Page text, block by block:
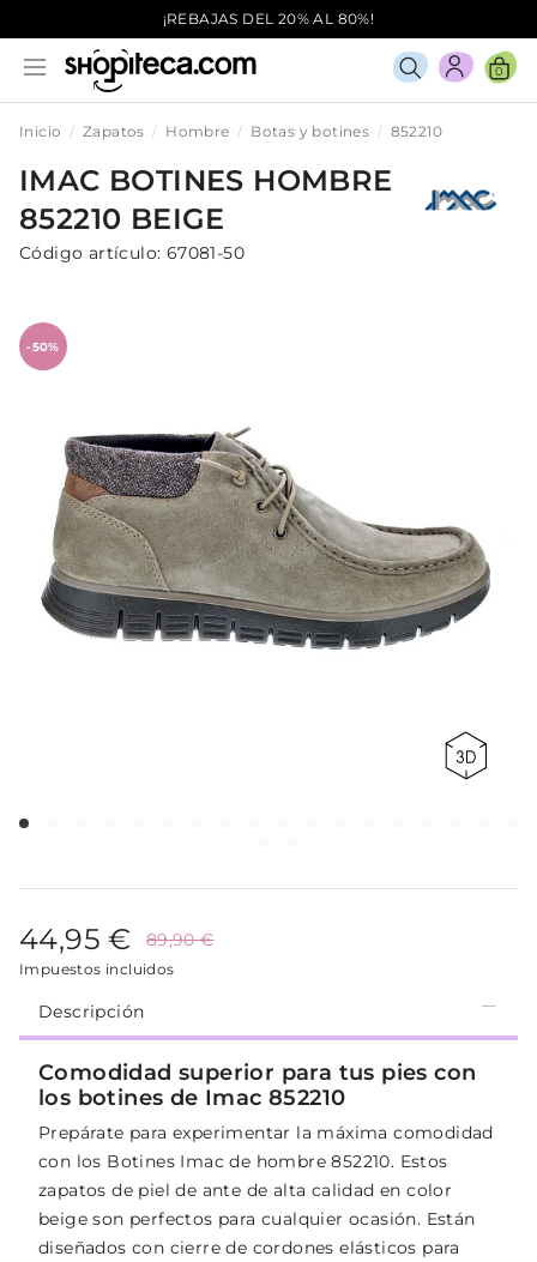
¡REBAJAS DEL 20% AL 80%!
0
Inicio Zapatos Hombre Botas y botines 852210
IMAC BOTINES HOMBRE
852210 BEIGE
Código artículo: 67081-50
-50%
44,95 € 89,90 €
Impuestos incluidos
Descripción
Comodidad superior para tus pies con
los botines de Imac 852210
Prepárate para experimentar la máxima comodidad
con los Botines Imac de hombre 852210. Estos
zapatos de piel de ante de alta calidad en color
beige son perfectos para cualquier ocasión. Están
diseñados con cierre de cordones elásticos para